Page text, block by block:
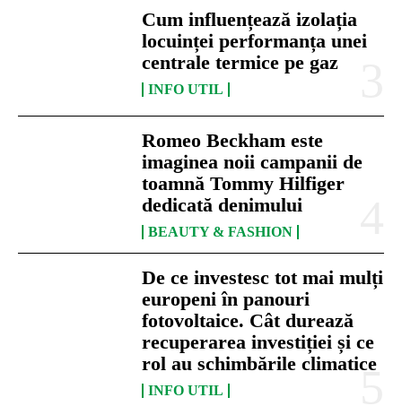
Cum influențează izolația
locuinței performanța unei
centrale termice pe gaz
INFO UTIL
Romeo Beckham este
imaginea noii campanii de
toamnă Tommy Hilfiger
dedicată denimului
BEAUTY & FASHION
De ce investesc tot mai mulți
europeni în panouri
fotovoltaice. Cât durează
recuperarea investiției și ce
rol au schimbările climatice
INFO UTIL